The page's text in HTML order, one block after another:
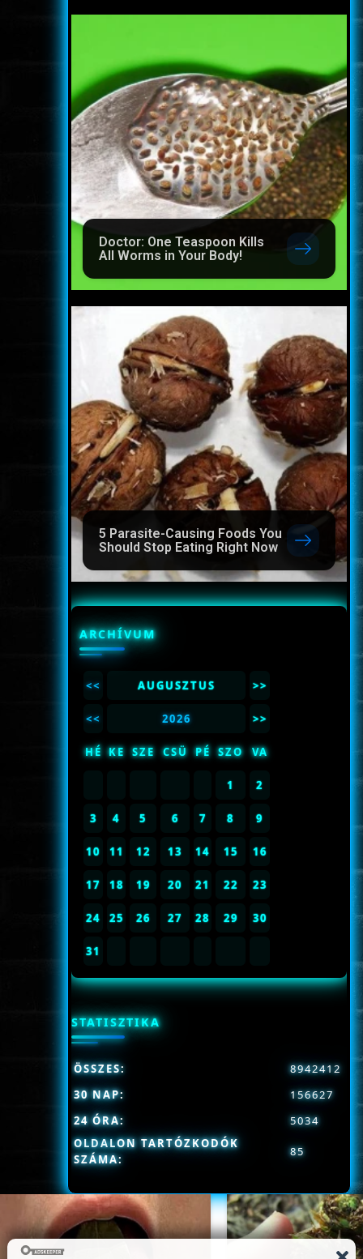
Doctor: One Teaspoon Kills
All Worms in Your Body!
5 Parasite-Causing Foods You
Should Stop Eating Right Now
ARCHÍVUM
<< AUGUSZTUS >>
<< 2026 >>
HÉ KE SZE CSÜ PÉ SZO VA
1 2
3 4 5 6 7 8 9
10 11 12 13 14 15 16
17 18 19 20 21 22 23
24 25 26 27 28 29 30
31
STATISZTIKA
OLDALON TARTÓZKODÓK
SZÁMA:
85
ÖSSZES:
8942412
30 NAP:
156627
24 ÓRA:
5034